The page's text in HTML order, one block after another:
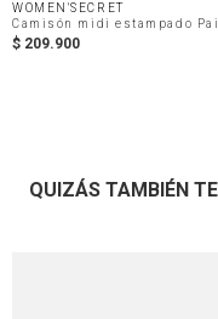
WOMEN'SECRET
Camisón midi estampado
$ 209.900
QUIZÁS TAMBIÉN